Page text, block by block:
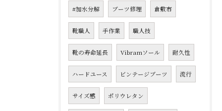
#加水分解 ブーツ修理 倉敷市
靴職人 手作業 職人技
靴の寿命延長 Vibramソール 耐久性
ハードユース ビンテージブーツ 流行
サイズ感 ポリウレタン